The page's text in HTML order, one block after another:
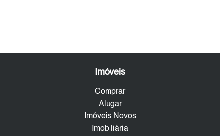
Imóveis
Comprar
Alugar
Imóveis Novos
Imobiliária